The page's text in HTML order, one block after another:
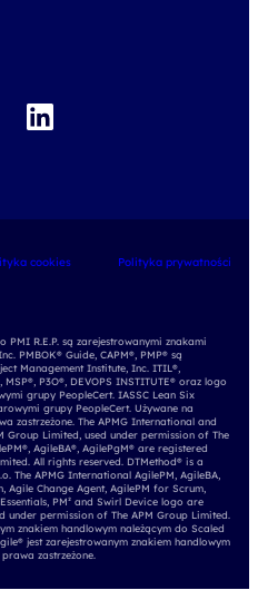
cookies Polityka prywatności
R.E.P. są zarejestrowanymi znakami
PMBOK® Guide, CAPM®, PMP® są
Management Institute, Inc. ITIL®,
P3O®, DEVOPS INSTITUTE® oraz logo
grupy PeopleCert. IASSC Lean Six
grupy PeopleCert. Używane na
zastrzeżone. The APMG International and
Limited, used under permission of The
AgileBA®, AgilePgM® are registered
All rights reserved. DTMethod® is a
The APMG International AgilePM, AgileBA,
Agile Change Agent, AgilePM for Scrum,
PM² and Swirl Device logo are
under permission of The APM Group Limited.
znakiem handlowym należącym do Scaled
jest zarejestrowanym znakiem handlowym
zastrzeżone.